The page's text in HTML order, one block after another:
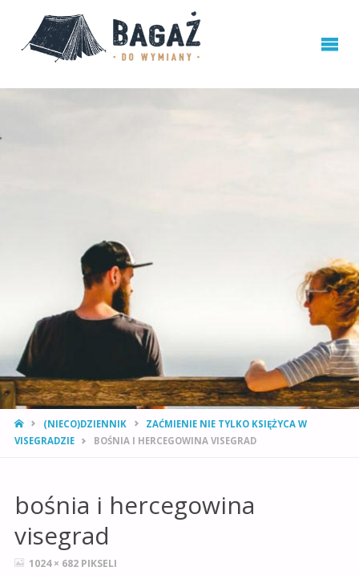
STRONA
GŁÓWNA
(NIECO)DZIENNIK
ZAĆMIENIE NIE TYLKO KSIĘŻYCA W
VISEGRADZIE
BOŚNIA I HERCEGOWINA VISEGRAD
bośnia i hercegowina
visegrad
PEŁNY1024 × 682 PIKSELI